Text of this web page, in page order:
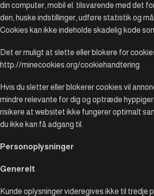
din computer, mobil el. tilsvarende med det
den, huske indstillinger, udføre statistik og
Cookies kan ikke indeholde skadelig kode
Det er muligt at slette eller blokere for
http://minecookies.org/cookiehandtering
Hvis du sletter eller blokerer cookies vil
mindre relevante for dig og optræde
risikere at websitet ikke fungerer optimalt
du ikke kan få adgang til.
Personoplysninger
Generelt
Kunde oplysninger videregives ikke til tredje